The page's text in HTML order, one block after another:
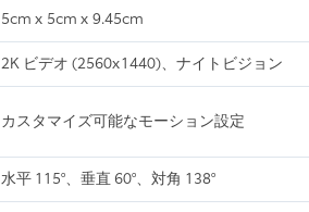
5cm x 5cm x 9.45cm
2K ビデオ (2560x1440)、 ナイトビジョン
カスタマイズ可能なモーション設定
水平 115°、垂直 60°、対角 138°